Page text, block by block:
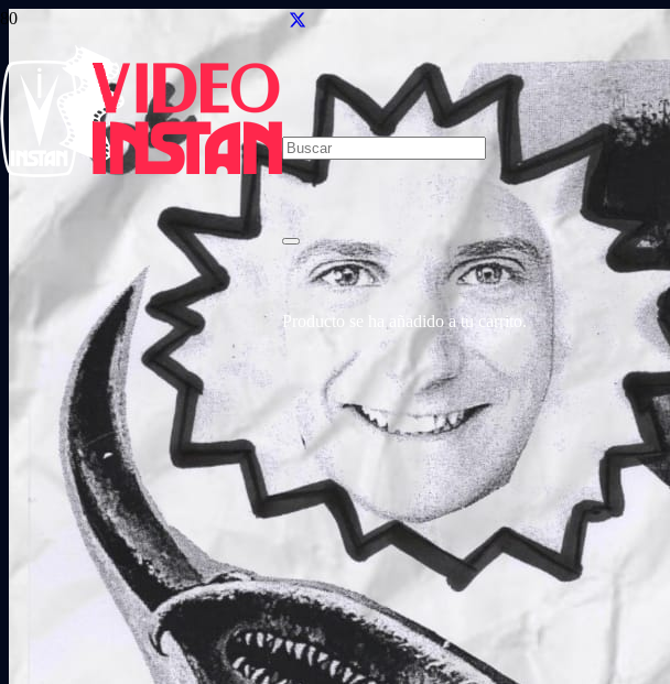
Producto se ha añadido a tu carrito.